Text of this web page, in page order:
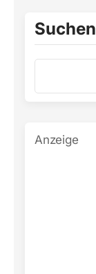
Suchen
Anzeige